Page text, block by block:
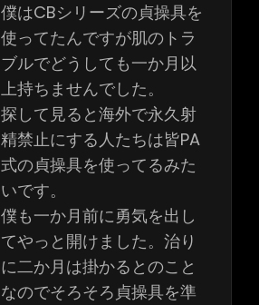
僕はCBシリーズの貞操具を
使ってたんですが肌のトラ
ブルでどうしても一か月以
上持ちませんでした。
探して見ると海外で永久射
精禁止にする人たちは皆PA
式の貞操具を使ってるみた
いです。
僕も一か月前に勇気を出し
てやっと開けました。治り
に二か月は掛かるとのこと
なのでそろそろ貞操具を準